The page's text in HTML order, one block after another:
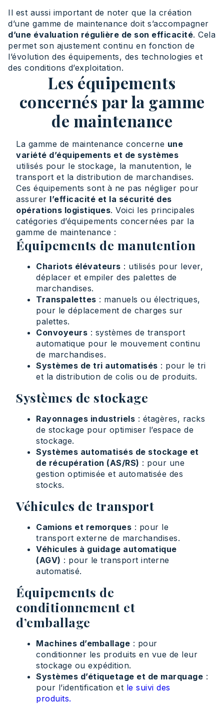
Il est aussi important de noter que la création
d’une gamme de maintenance doit s’accompagner
d’une évaluation régulière de son efficacité. Cela
permet son ajustement continu en fonction de
l’évolution des équipements, des technologies et
des conditions d’exploitation.
Les équipements
concernés par la gamme
de maintenance
La gamme de maintenance concerne une
variété d’équipements et de systèmes
utilisés pour le stockage, la manutention, le
transport et la distribution de marchandises.
Ces équipements sont à ne pas négliger pour
assurer l’efficacité et la sécurité des
opérations logistiques. Voici les principales
catégories d’équipements concernées par la
gamme de maintenance :
Équipements de manutention
Chariots élévateurs : utilisés pour lever,
déplacer et empiler des palettes de
marchandises.
Transpalettes : manuels ou électriques,
pour le déplacement de charges sur
palettes.
Convoyeurs : systèmes de transport
automatique pour le mouvement continu
de marchandises.
Systèmes de tri automatisés : pour le tri
et la distribution de colis ou de produits.
Systèmes de stockage
Rayonnages industriels : étagères, racks
de stockage pour optimiser l’espace de
stockage.
Systèmes automatisés de stockage et
de récupération (AS/RS) : pour une
gestion optimisée et automatisée des
stocks.
Véhicules de transport
Camions et remorques : pour le
transport externe de marchandises.
Véhicules à guidage automatique
(AGV) : pour le transport interne
automatisé.
Équipements de
conditionnement et
d’emballage
Machines d’emballage : pour
conditionner les produits en vue de leur
stockage ou expédition.
Systèmes d’étiquetage et de marquage :
pour l’identification et le suivi des
produits.